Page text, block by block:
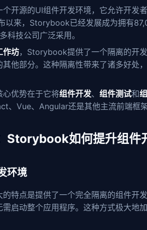
开源的UI组件开发环境，它允许开发
以来，Storybook已经发展成为拥有
科技公司广泛采用。
作坊，Storybook提供了一个隔离的开
其他部分。这种隔离性带来了诸多好处
优势在于它将组件开发、 组件测试和
、Vue、Angular还是其他主流前端
Storybook如何提升组件
环境
特点是提供了一个完全隔离的组件开
需启动整个应用程序。这种方式极大地